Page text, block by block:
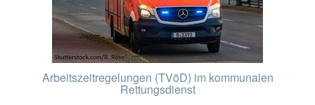
Arbeitszeitregelungen (TVöD) im kommunalen
Rettungsdienst